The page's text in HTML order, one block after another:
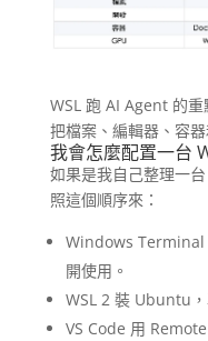
WSL 跑 AI Agent 的
把檔案、編輯器、容
我會怎麼配置一台
如果是我自己整理一
照這個順序來：
Windows Terminal
開使用。
WSL 2 裝 Ubuntu
VS Code 用 Remote